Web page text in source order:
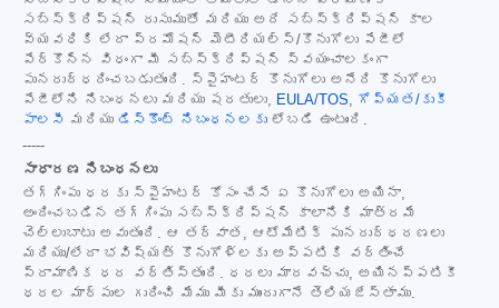
సబ్‌స్క్రిప్షన్ రుసుముతో మరియు అదే సబ్‌స్క్రిప్షన్ కాల
వ్యవధికి లేదా ప్రమోషన్ మెటీరియల్స్/కొనుగోలు పేజీలో
పేర్కొన్న విధంగా మీ సబ్‌స్క్రిప్షన్ స్వయంచాలకంగా
పునరుద్ధరించబడుతుంది. స్పైహంటర్ కొనుగోలు అనేది కొనుగోలు
పేజీలోని నిబంధనలు మరియు షరతులు, EULA/TOS, గోప్యత/కుకీ
పాలసీ మరియు డిస్కౌంట్ నిబంధనలకు లోబడి ఉంటుంది.
-----
సాధారణ నిబంధనలు
తగ్గింపు ధరకు స్పైహంటర్ కోసం చేసే ఏ కొనుగోలు అయినా,
అందించబడిన తగ్గింపు సబ్‌స్క్రిప్షన్ కాలానికి మాత్రమే
చెల్లుబాటు అవుతుంది. ఆ తర్వాత, ఆటోమేటిక్ పునరుద్ధరణలు
మరియు/లేదా భవిష్యత్ కొనుగోళ్లకు అప్పటికి వర్తించే
ప్రామాణిక ధర వర్తిస్తుంది. ధరలు మారవచ్చు, అయినప్పటికీ
ధరల మార్పుల గురించి మేము మీకు ముందుగానే తెలియజేస్తాము.